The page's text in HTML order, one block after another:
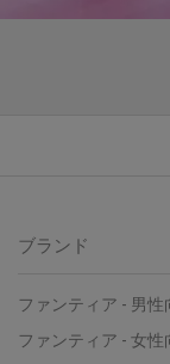
ブランド
ファンティア - 男性
ファンティア - 女性